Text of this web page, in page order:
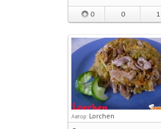
0 0 1
Автор: Lorchen